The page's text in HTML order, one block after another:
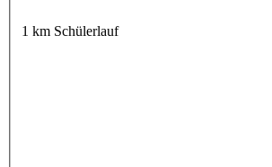
1 km Schülerlauf